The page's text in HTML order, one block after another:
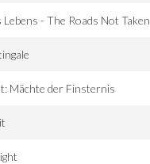
Lebens - The Roads Not Taken
Mächte der Finsternis